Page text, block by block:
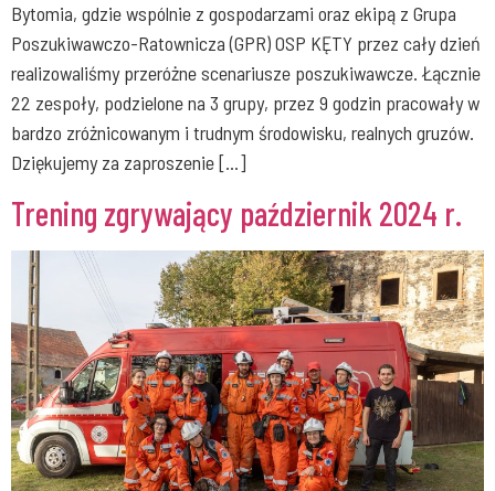
Bytomia, gdzie wspólnie z gospodarzami oraz ekipą z Grupa
Poszukiwawczo-Ratownicza (GPR) OSP KĘTY przez cały dzień
realizowaliśmy przeróżne scenariusze poszukiwawcze. Łącznie
22 zespoły, podzielone na 3 grupy, przez 9 godzin pracowały w
bardzo zróżnicowanym i trudnym środowisku, realnych gruzów.
Dziękujemy za zaproszenie […]
Trening zgrywający październik 2024 r.